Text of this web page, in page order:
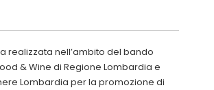
realizzata nell’ambito del bando
& Wine di Regione Lombardia e
Lombardia per la promozione di